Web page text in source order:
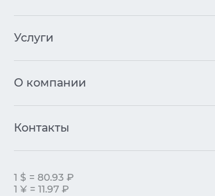
Услуги
О компании
Контакты
1 $ = 80.93 ₽
1 ¥ = 11.97 ₽